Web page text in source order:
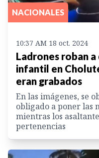
NACIONALES
10:37 AM 18 oct. 2024
Ladrones roban
infantil en
eran grabados
En las imágenes, se
obligado a poner las
mientras los
pertenencias